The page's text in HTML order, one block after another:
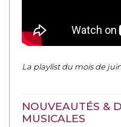
La playlist du mois de
NOUVEAUTÉS &
MUSICALES